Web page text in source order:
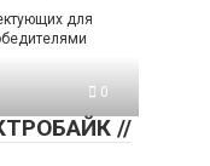
для
0
//